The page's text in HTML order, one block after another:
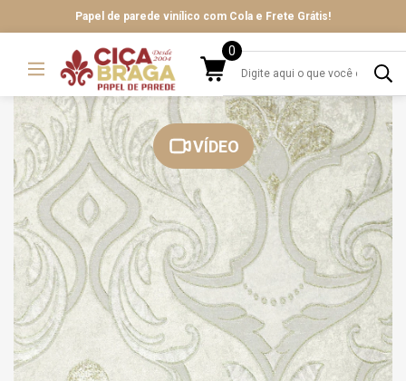
Papel de parede vinílico com Cola e Frete Grátis!
0
VÍDEO